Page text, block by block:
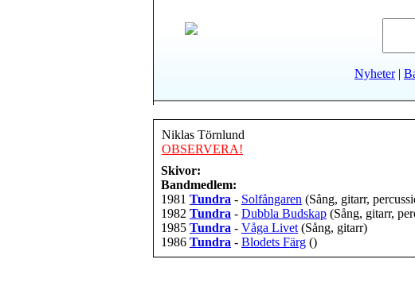
Nyheter|
Niklas Törnlund
OBSERVERA!
Skivor:
Bandmedlem:
1981 Tundra - Solfångaren (Sång, gitarr,
1982 Tundra - Dubbla Budskap (Sång, gitarr,
1985 Tundra - Våga Livet (Sång, gitarr)
1986 Tundra - Blodets Färg ()